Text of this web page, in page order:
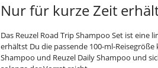
Nur für kurze Zeit
Das Reuzel Road Trip Shampoo Set ist
erhältst Du die passende 100-ml-Reisegröße
Shampoo und Reuzel Daily Shampoo und